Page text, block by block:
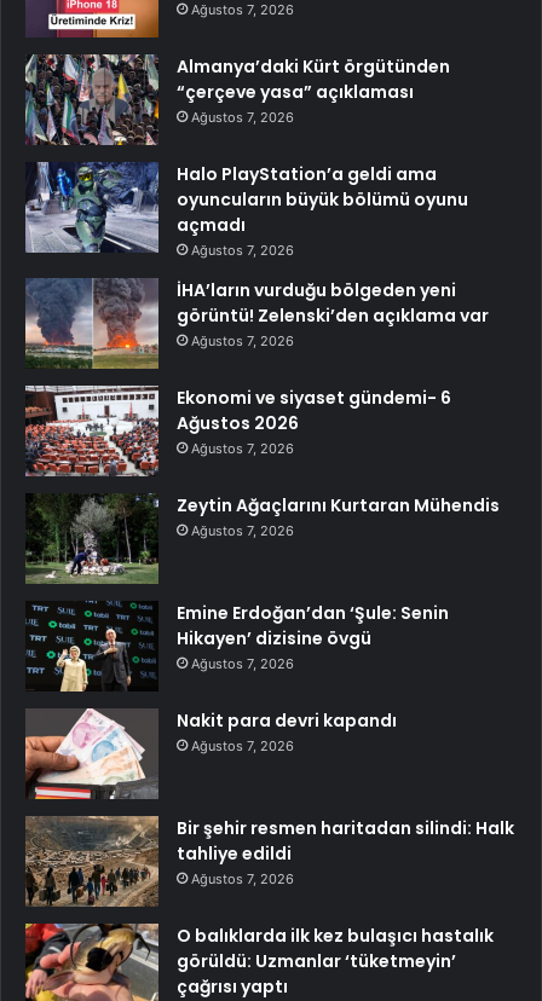
Ağustos 7, 2026
Almanya’daki Kürt örgütünden
“çerçeve yasa” açıklaması
Ağustos 7, 2026
Halo PlayStation’a geldi ama
oyuncuların büyük bölümü oyunu
açmadı
Ağustos 7, 2026
İHA’ların vurduğu bölgeden yeni
görüntü! Zelenski’den açıklama var
Ağustos 7, 2026
Ekonomi ve siyaset gündemi- 6
Ağustos 2026
Ağustos 7, 2026
Zeytin Ağaçlarını Kurtaran Mühendis
Ağustos 7, 2026
Emine Erdoğan’dan ‘Şule: Senin
Hikayen’ dizisine övgü
Ağustos 7, 2026
Nakit para devri kapandı
Ağustos 7, 2026
Bir şehir resmen haritadan silindi: Halk
tahliye edildi
Ağustos 7, 2026
O balıklarda ilk kez bulaşıcı hastalık
görüldü: Uzmanlar ‘tüketmeyin’
çağrısı yaptı